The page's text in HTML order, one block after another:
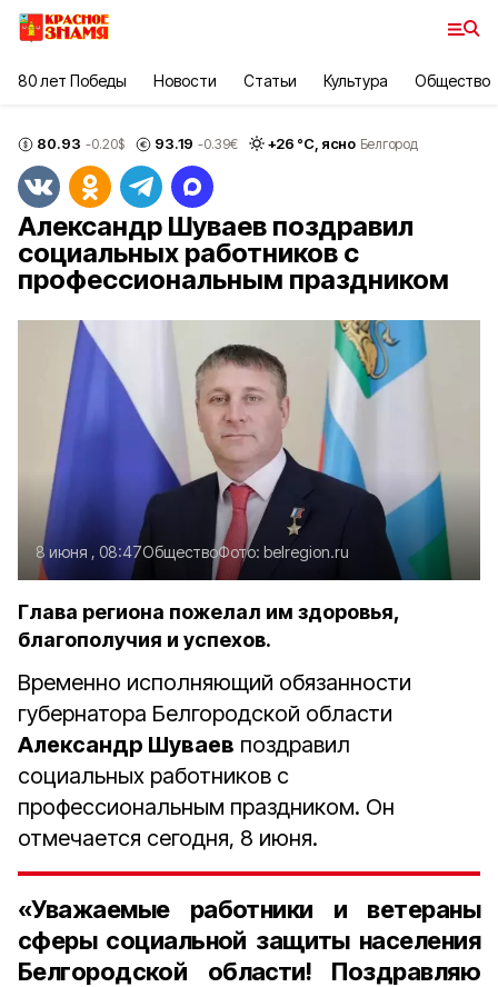
80 лет Победы Новости Статьи Культура Общество
80.93 -0.20$ 93.19 -0.39€ +26 °С, ясно Белгород
Александр Шуваев поздравил
социальных работников с
профессиональным праздником
8 июня , 08:47ОбществоФото: belregion.ru
Глава региона пожелал им здоровья,
благополучия и успехов.
Временно исполняющий обязанности
губернатора Белгородской области
Александр Шуваев поздравил
социальных работников с
профессиональным праздником. Он
отмечается сегодня, 8 июня.
«Уважаемые работники и ветераны
сферы социальной защиты населения
Белгородской области! Поздравляю